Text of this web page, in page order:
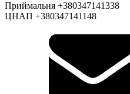
Приймальня +380347141338
ЦНАП +380347141148